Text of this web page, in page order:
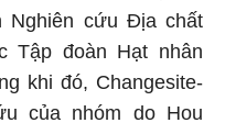
Nghiên cứu Địa chất
Tập đoàn Hạt nhân
khi đó, Changesite-
của nhóm do Hou